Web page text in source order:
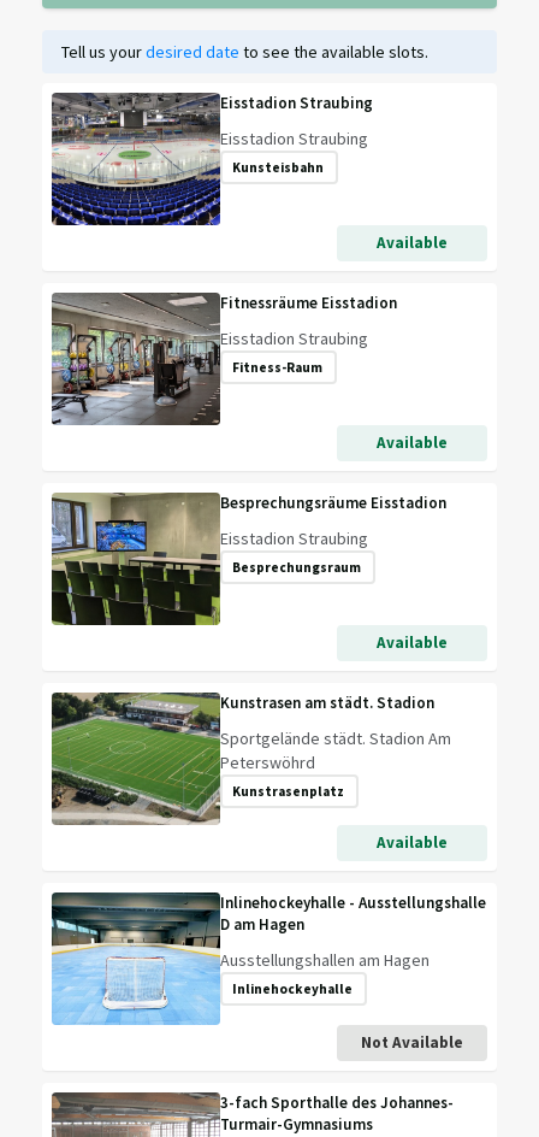
Tell us yourdesired date to see the available slots.
Eisstadion Straubing
Eisstadion Straubing
Kunsteisbahn
Available
Fitnessräume Eisstadion
Eisstadion Straubing
Fitness-Raum
Available
Besprechungsräume Eisstadion
Eisstadion Straubing
Besprechungsraum
Available
Kunstrasen am städt. Stadion
Sportgelände städt. Stadion Am
Peterswöhrd
Kunstrasenplatz
Available
Inlinehockeyhalle - Ausstellungshalle
D am Hagen
Ausstellungshallen am Hagen
Inlinehockeyhalle
Not Available
3-fach Sporthalle des Johannes-
Turmair-Gymnasiums